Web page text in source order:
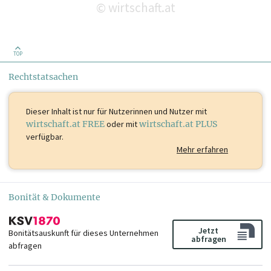
© wirtschaft.at
TOP
Rechtstatsachen
Dieser Inhalt istnur für Nutzerinnen und Nutzer mit
wirtschaft.at FREEoder mitwirtschaft.at PLUS
verfügbar.
Mehr erfahren
Bonität & Dokumente
Bonitätsauskunft für dieses Unternehmen
abfragen
Jetzt
abfragen